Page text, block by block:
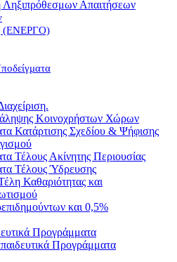
Ληξιπρόθεσμων Απαιτήσεων
(ΕΝΕΡΓΟ)
Κοινοχρήστων Χώρων
Κατάρτισης Σχεδίου & Ψήφισης
Τέλους Ακίνητης Περιουσίας
Τέλους Ύδρευσης
Καθαριότητας και
και 0,5%
Προγράμματα
Προγράμματα